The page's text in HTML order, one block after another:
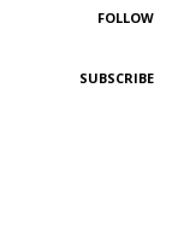
FOLLOW
SUBSCRIBE